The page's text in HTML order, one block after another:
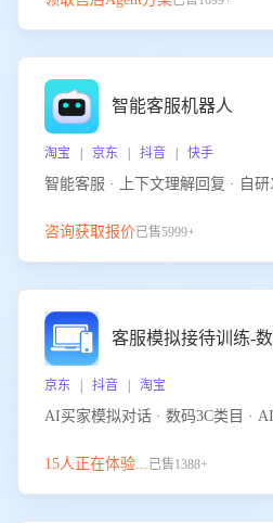
智能客服机器人
淘宝 | 京东 | 抖音 | 快手
智能客服 · 上下文理解回复 · 自
咨询获取报价已售5999+
客服模拟接待训练-
京东 | 抖音 | 淘宝
AI买家模拟对话 · 数码3C类目 ·
15人正在体验...已售1388+